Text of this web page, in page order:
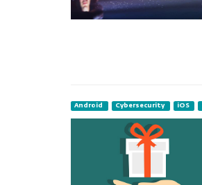
Android Cybersecurity iOS